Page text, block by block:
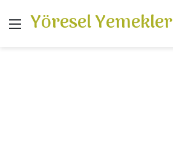
Menü
Yöresel Yemekler